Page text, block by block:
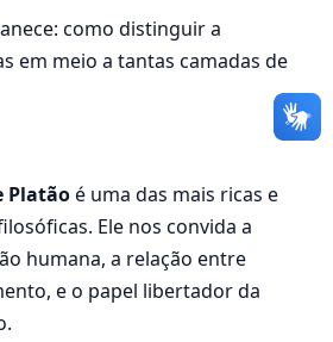
como distinguir a
em meio a tantas camadas de
Platãoé uma das mais ricas e
Ele nos convida a
humana, a relação entre
e o papel libertador da